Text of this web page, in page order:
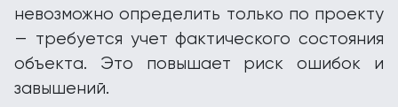
невозможно определить только по проекту
— требуется учет фактического состояния
объекта. Это повышает риск ошибок и
завышений.